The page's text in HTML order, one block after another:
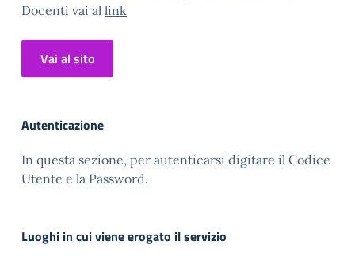
Docenti vai al link
Vai al sito
Autenticazione
In questa sezione, per autenticarsi digitare il Codice
Utente e la Password.
Luoghi in cui viene erogato il servizio